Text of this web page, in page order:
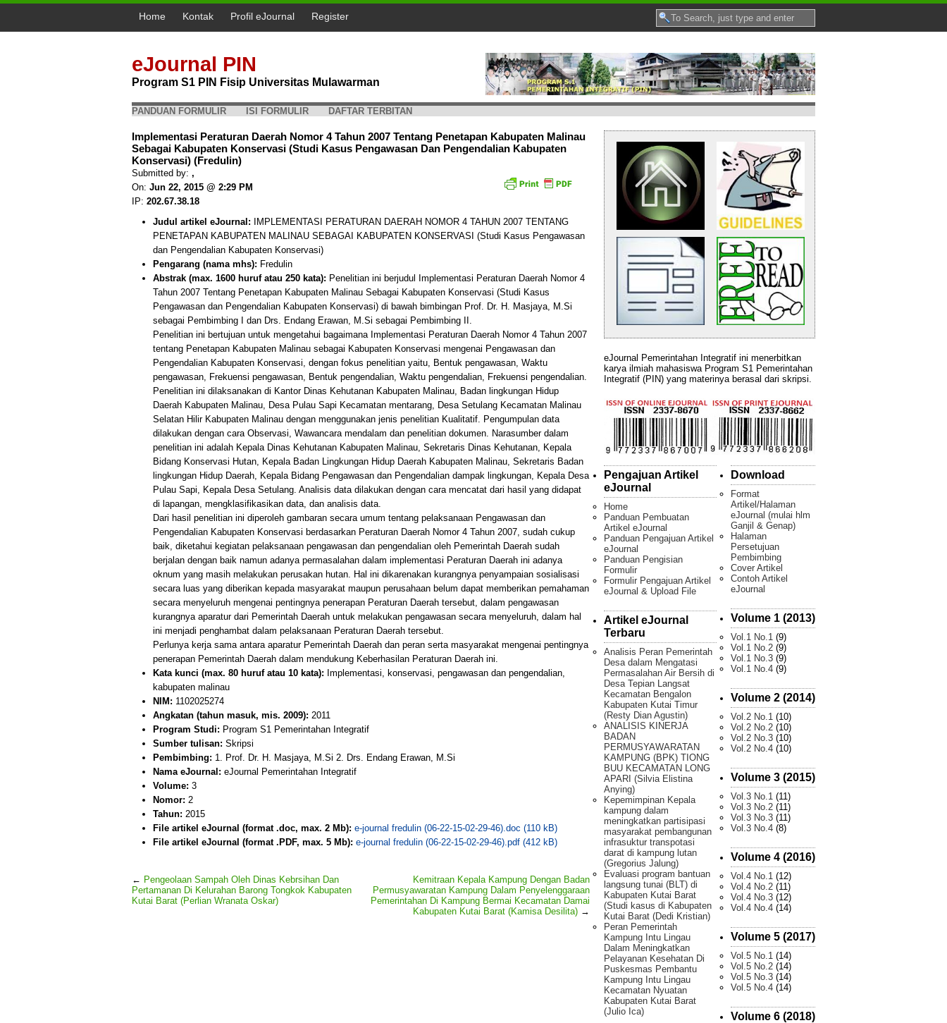
Home Kontak Profil eJournal Register
eJournal PIN
Program S1 PIN Fisip Universitas Mulawarman
PANDUAN FORMULIR ISI FORMULIR DAFTAR TERBITAN
Implementasi Peraturan Daerah Nomor 4 Tahun 2007 Tentang Penetapan Kabupaten Malinau
Sebagai Kabupaten Konservasi (Studi Kasus Pengawasan Dan Pengendalian Kabupaten
Konservasi) (Fredulin)
Submitted by: ,
On: Jun 22, 2015 @ 2:29 PM
IP: 202.67.38.18
Judul artikel eJournal: IMPLEMENTASI PERATURAN DAERAH NOMOR 4 TAHUN 2007 TENTANG
PENETAPAN KABUPATEN MALINAU SEBAGAI KABUPATEN KONSERVASI (Studi Kasus Pengawasan
dan Pengendalian Kabupaten Konservasi)
Pengarang (nama mhs): Fredulin
Abstrak (max. 1600 huruf atau 250 kata): Penelitian ini berjudul Implementasi Peraturan Daerah Nomor 4
Tahun 2007 Tentang Penetapan Kabupaten Malinau Sebagai Kabupaten Konservasi (Studi Kasus
Pengawasan dan Pengendalian Kabupaten Konservasi) di bawah bimbingan Prof. Dr. H. Masjaya, M.Si
sebagai Pembimbing I dan Drs. Endang Erawan, M.Si sebagai Pembimbing II.
Penelitian ini bertujuan untuk mengetahui bagaimana Implementasi Peraturan Daerah Nomor 4 Tahun 2007
tentang Penetapan Kabupaten Malinau sebagai Kabupaten Konservasi mengenai Pengawasan dan
Pengendalian Kabupaten Konservasi, dengan fokus penelitian yaitu, Bentuk pengawasan, Waktu
pengawasan, Frekuensi pengawasan, Bentuk pengendalian, Waktu pengendalian, Frekuensi pengendalian.
Penelitian ini dilaksanakan di Kantor Dinas Kehutanan Kabupaten Malinau, Badan lingkungan Hidup
Daerah Kabupaten Malinau, Desa Pulau Sapi Kecamatan mentarang, Desa Setulang Kecamatan Malinau
Selatan Hilir Kabupaten Malinau dengan menggunakan jenis penelitian Kualitatif. Pengumpulan data
dilakukan dengan cara Observasi, Wawancara mendalam dan penelitian dokumen. Narasumber dalam
penelitian ini adalah Kepala Dinas Kehutanan Kabupaten Malinau, Sekretaris Dinas Kehutanan, Kepala
Bidang Konservasi Hutan, Kepala Badan Lingkungan Hidup Daerah Kabupaten Malinau, Sekretaris Badan
lingkungan Hidup Daerah, Kepala Bidang Pengawasan dan Pengendalian dampak lingkungan, Kepala Desa
Pulau Sapi, Kepala Desa Setulang. Analisis data dilakukan dengan cara mencatat dari hasil yang didapat
di lapangan, mengklasifikasikan data, dan analisis data.
Dari hasil penelitian ini diperoleh gambaran secara umum tentang pelaksanaan Pengawasan dan
Pengendalian Kabupaten Konservasi berdasarkan Peraturan Daerah Nomor 4 Tahun 2007, sudah cukup
baik, diketahui kegiatan pelaksanaan pengawasan dan pengendalian oleh Pemerintah Daerah sudah
berjalan dengan baik namun adanya permasalahan dalam implementasi Peraturan Daerah ini adanya
oknum yang masih melakukan perusakan hutan. Hal ini dikarenakan kurangnya penyampaian sosialisasi
secara luas yang diberikan kepada masyarakat maupun perusahaan belum dapat memberikan pemahaman
secara menyeluruh mengenai pentingnya penerapan Peraturan Daerah tersebut, dalam pengawasan
kurangnya aparatur dari Pemerintah Daerah untuk melakukan pengawasan secara menyeluruh, dalam hal
ini menjadi penghambat dalam pelaksanaan Peraturan Daerah tersebut.
Perlunya kerja sama antara aparatur Pemerintah Daerah dan peran serta masyarakat mengenai pentingnya
penerapan Pemerintah Daerah dalam mendukung Keberhasilan Peraturan Daerah ini.
Kata kunci (max. 80 huruf atau 10 kata): Implementasi, konservasi, pengawasan dan pengendalian,
kabupaten malinau
NIM: 1102025274
Angkatan (tahun masuk, mis. 2009): 2011
Program Studi: Program S1 Pemerintahan Integratif
Sumber tulisan: Skripsi
Pembimbing: 1. Prof. Dr. H. Masjaya, M.Si 2. Drs. Endang Erawan, M.Si
Nama eJournal: eJournal Pemerintahan Integratif
Volume: 3
Nomor: 2
Tahun: 2015
File artikel eJournal (format .doc, max. 2 Mb): e-journal fredulin (06-22-15-02-29-46).doc (110 kB)
File artikel eJournal (format .PDF, max. 5 Mb): e-journal fredulin (06-22-15-02-29-46).pdf (412 kB)
← Pengeolaan Sampah Oleh Dinas Kebrsihan Dan
Pertamanan Di Kelurahan Barong Tongkok Kabupaten
Kutai Barat (Perlian Wranata Oskar)
Kemitraan Kepala Kampung Dengan Badan
Permusyawaratan Kampung Dalam Penyelenggaraan
Pemerintahan Di Kampung Bermai Kecamatan Damai
Kabupaten Kutai Barat (Kamisa Desilita) →
eJournal Pemerintahan Integratif ini menerbitkan
karya ilmiah mahasiswa Program S1 Pemerintahan
Integratif (PIN) yang materinya berasal dari skripsi.
Pengajuan Artikel
eJournal
Home
Panduan Pembuatan
Artikel eJournal
Panduan Pengajuan Artikel
eJournal
Panduan Pengisian
Formulir
Formulir Pengajuan Artikel
eJournal & Upload File
Artikel eJournal
Terbaru
Analisis Peran Pemerintah
Desa dalam Mengatasi
Permasalahan Air Bersih di
Desa Tepian Langsat
Kecamatan Bengalon
Kabupaten Kutai Timur
(Resty Dian Agustin)
ANALISIS KINERJA
BADAN
PERMUSYAWARATAN
KAMPUNG (BPK) TIONG
BUU KECAMATAN LONG
APARI (Silvia Elistina
Anying)
Kepemimpinan Kepala
kampung dalam
meningkatkan partisipasi
masyarakat pembangunan
infrasuktur transpotasi
darat di kampung lutan
(Gregorius Jalung)
Evaluasi program bantuan
langsung tunai (BLT) di
Kabupaten Kutai Barat
(Studi kasus di Kabupaten
Kutai Barat (Dedi Kristian)
Peran Pemerintah
Kampung Intu Lingau
Dalam Meningkatkan
Pelayanan Kesehatan Di
Puskesmas Pembantu
Kampung Intu Lingau
Kecamatan Nyuatan
Kabupaten Kutai Barat
(Julio Ica)
Download
Format
Artikel/Halaman
eJournal (mulai hlm
Ganjil & Genap)
Halaman
Persetujuan
Pembimbing
Cover Artikel
Contoh Artikel
eJournal
Volume 1 (2013)
Vol.1 No.1 (9)
Vol.1 No.2 (9)
Vol.1 No.3 (9)
Vol.1 No.4 (9)
Volume 2 (2014)
Vol.2 No.1 (10)
Vol.2 No.2 (10)
Vol.2 No.3 (10)
Vol.2 No.4 (10)
Volume 3 (2015)
Vol.3 No.1 (11)
Vol.3 No.2 (11)
Vol.3 No.3 (11)
Vol.3 No.4 (8)
Volume 4 (2016)
Vol.4 No.1 (12)
Vol.4 No.2 (11)
Vol.4 No.3 (12)
Vol.4 No.4 (14)
Volume 5 (2017)
Vol.5 No.1 (14)
Vol.5 No.2 (14)
Vol.5 No.3 (14)
Vol.5 No.4 (14)
Volume 6 (2018)